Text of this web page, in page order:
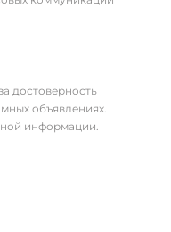
достоверность
объявлениях.
информации.